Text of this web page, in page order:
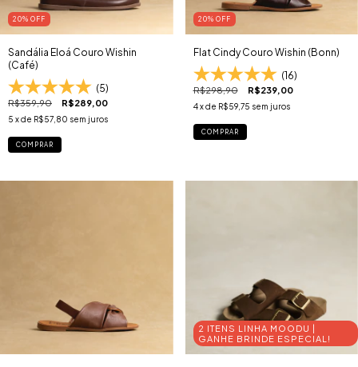
20% OFF
Sandália Eloá Couro Wishin
(Café)
(5)
R$359,90 R$289,00
5 x de R$57,80 sem juros
COMPRAR
20% OFF
Flat Cindy Couro Wishin (Bonn)
(16)
R$298,90 R$239,00
4 x de R$59,75 sem juros
COMPRAR
2 ITENS LINHA MOODU |
GANHE BRINDE ESPECIAL!